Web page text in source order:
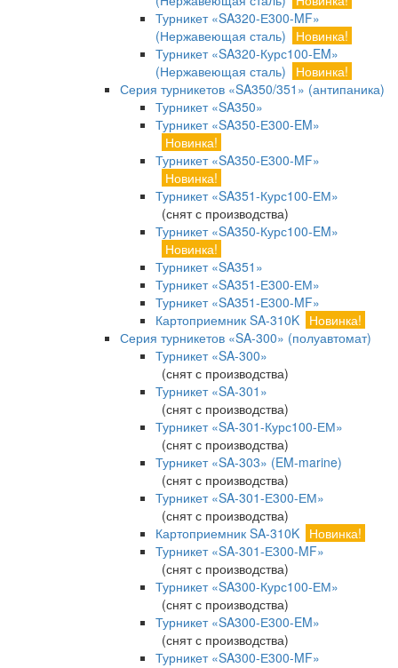
Турникет «SA320-Е300-MF»
(Нержавеющая сталь)
Новинка!
Турникет «SA320-Курс100-EM»
(Нержавеющая сталь)
Новинка!
Серия турникетов «SA350/351» (антипаника)
Турникет «SA350»
Турникет «SA350-Е300-EM»
Новинка!
Турникет «SA350-Е300-MF»
Новинка!
Турникет «SA351-Курс100-ЕМ»
(снят с производства)
Турникет «SA350-Курс100-EM»
Новинка!
Турникет «SA351»
Турникет «SA351-Е300-ЕМ»
Турникет «SA351-Е300-MF»
Картоприемник SA-310K Новинка!
Серия турникетов «SA-300» (полуавтомат)
Турникет «SA-300»
(снят с производства)
Турникет «SA-301»
(снят с производства)
Турникет «SA-301-Курс100-ЕМ»
(снят с производства)
Турникет «SA-303» (EM-marine)
(снят с производства)
Турникет «SA-301-Е300-ЕМ»
(снят с производства)
Картоприемник SA-310K Новинка!
Турникет «SA-301-Е300-MF»
(снят с производства)
Турникет «SA300-Курс100-ЕМ»
(снят с производства)
Турникет «SA300-Е300-EM»
(снят с производства)
Турникет «SA300-Е300-MF»